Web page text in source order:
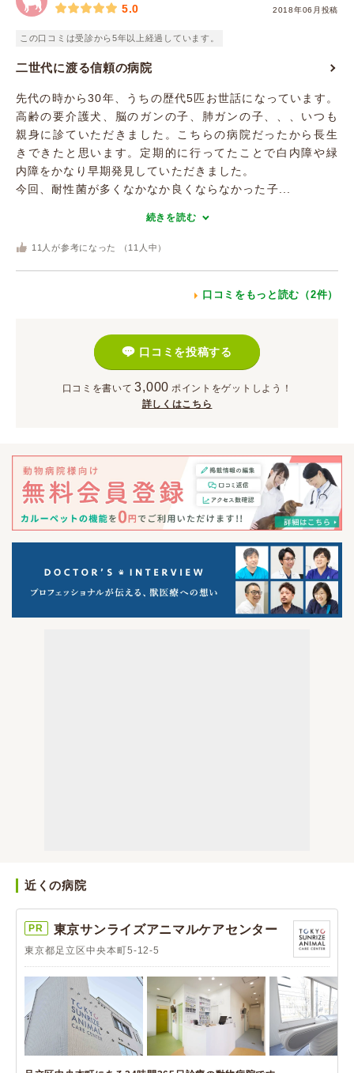
2018年06月投稿
5.0
この口コミは受診から5年以上経過しています。
二世代に渡る信頼の病院
先代の時から30年、うちの歴代5匹お世話になっています。
高齢の要介護犬、脳のガンの子、肺ガンの子、、、いつも
親身に診ていただきました。こちらの病院だったから長生
きできたと思います。定期的に行ってたことで白内障や緑
内障をかなり早期発見していただきました。
今回、耐性菌が多くなかなか良くならなかった子...
続きを読む
11 人が参考になった （ 11 人中）
口コミをもっと読む（2件）
口コミを投稿する
口コミを書いて 3,000 ポイント をゲットしよう！
詳しくはこちら
近くの病院
PR 東京サンライズアニマルケアセンター
東京都足立区中央本町5-12-5